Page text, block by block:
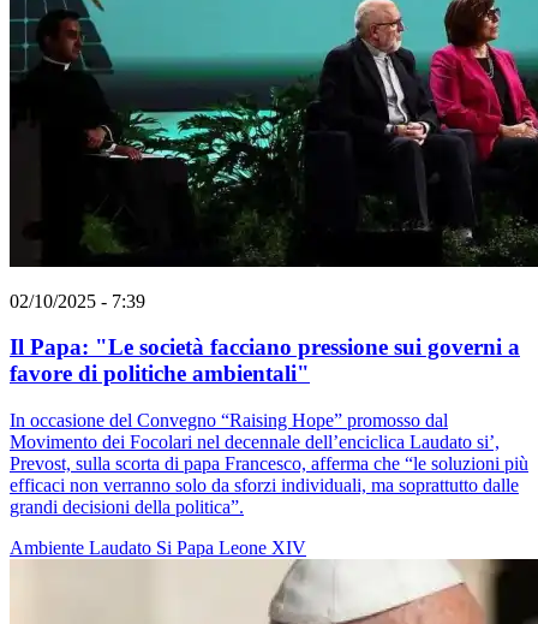
02/10/2025 - 7:39
Il Papa: "Le società facciano pressione sui governi a
favore di politiche ambientali"
In occasione del Convegno “Raising Hope” promosso dal
Movimento dei Focolari nel decennale dell’enciclica Laudato si’,
Prevost, sulla scorta di papa Francesco, afferma che “le soluzioni più
efficaci non verranno solo da sforzi individuali, ma soprattutto dalle
grandi decisioni della politica”.
Ambiente Laudato Si Papa Leone XIV